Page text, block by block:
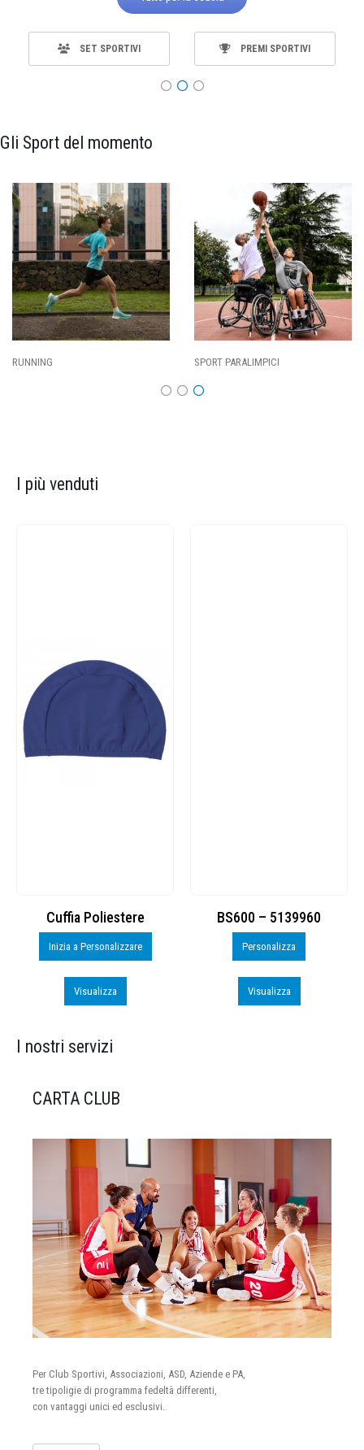
SET SPORTIVI PREMI SPORTIVI
Gli Sport del momento
SPORT PARALIMPICI
I più venduti
Cuffia Poliestere
Inizia a Personalizzare
Visualizza
BS600 – 5139960
Personalizza
Visualizza
I nostri servizi
CARTA CLUB
Per Club Sportivi, Associazioni, ASD, Aziende e PA,
tre tipoligie di programma fedeltà differenti,
con vantaggi unici ed esclusivi.